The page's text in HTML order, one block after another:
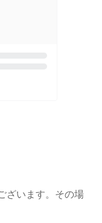
ざいます。その場